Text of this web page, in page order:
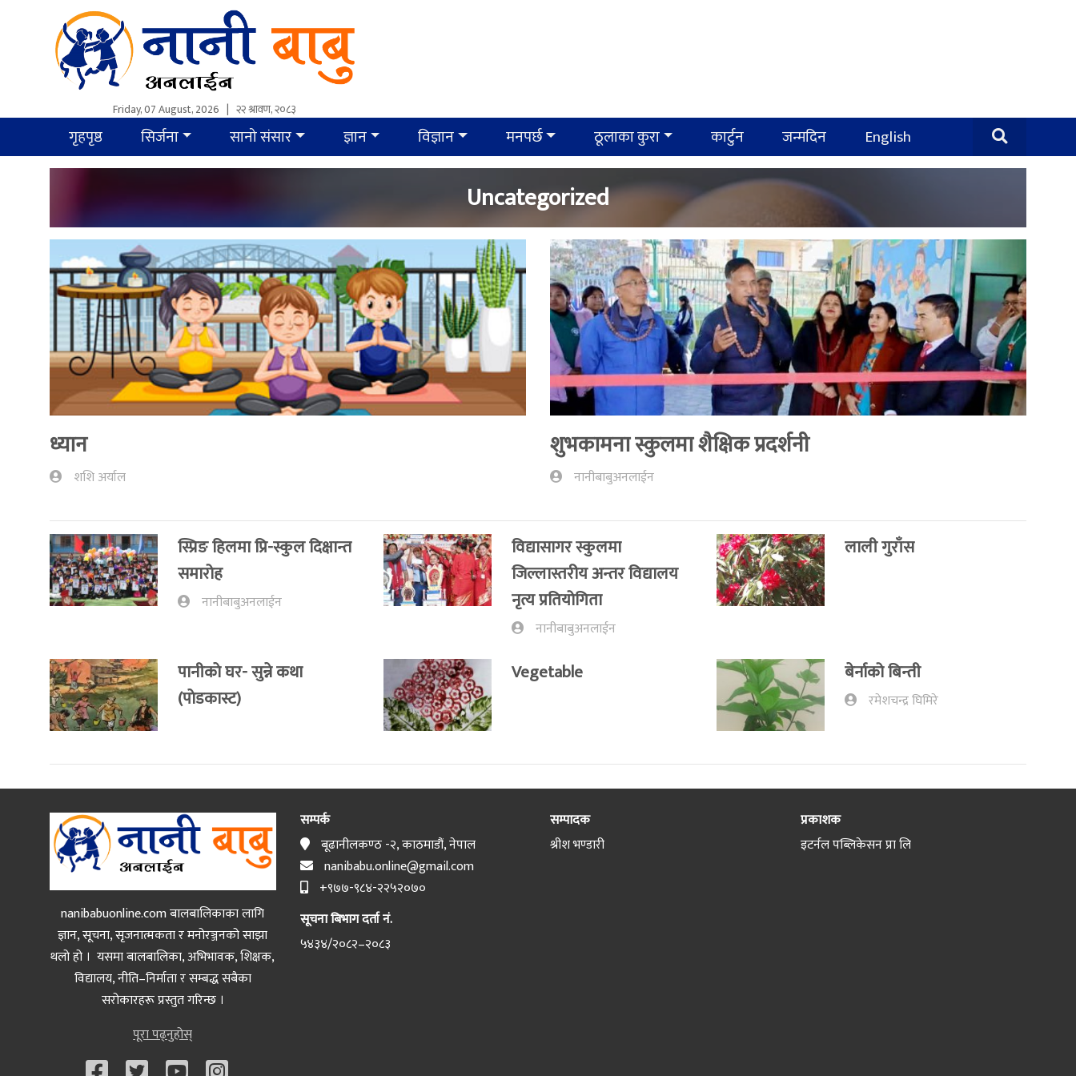
Friday, 07 August, 2026 | २२ श्रावण, २०८३
गृहपृष्ठ सिर्जना सानो संसार ज्ञान विज्ञान मनपर्छ ठूलाका कुरा कार्टुन जन्मदिन English
Uncategorized
ध्यान
शशि अर्याल
शुभकामना स्कुलमा शैक्षिक प्रदर्शनी
नानीबाबुअनलाईन
स्प्रिङ हिलमा प्रि-स्कुल दिक्षान्त
समारोह
नानीबाबुअनलाईन
विद्यासागर स्कुलमा
जिल्लास्तरीय अन्तर विद्यालय
नृत्य प्रतियोगिता
नानीबाबुअनलाईन
लाली गुराँस
पानीकाे घर- सुन्ने कथा
(पाेडकास्ट)
Vegetable बेर्नाको बिन्ती
रमेशचन्द्र घिमिरे
nanibabuonline.com बालबालिकाका लागि
ज्ञान, सूचना, सृजनात्मकता र मनोरञ्जनको साझा
थलो हो । यसमा बालबालिका, अभिभावक, शिक्षक,
विद्यालय, नीति–निर्माता र सम्बद्ध सबैका
सरोकारहरू प्रस्तुत गरिन्छ ।
पूरा पढ्नुहोस्
सम्पर्क
बूढानीलकण्ठ -२, काठमाडौं, नेपाल
nanibabu.online@gmail.com
+९७७-९८४-२२५२०७०
सूचना बिभाग दर्ता नं.
५४३४/२०८२–२०८३
सम्पादक
श्रीश भण्डारी
प्रकाशक
इटर्नल पब्लिकेसन प्रा लि